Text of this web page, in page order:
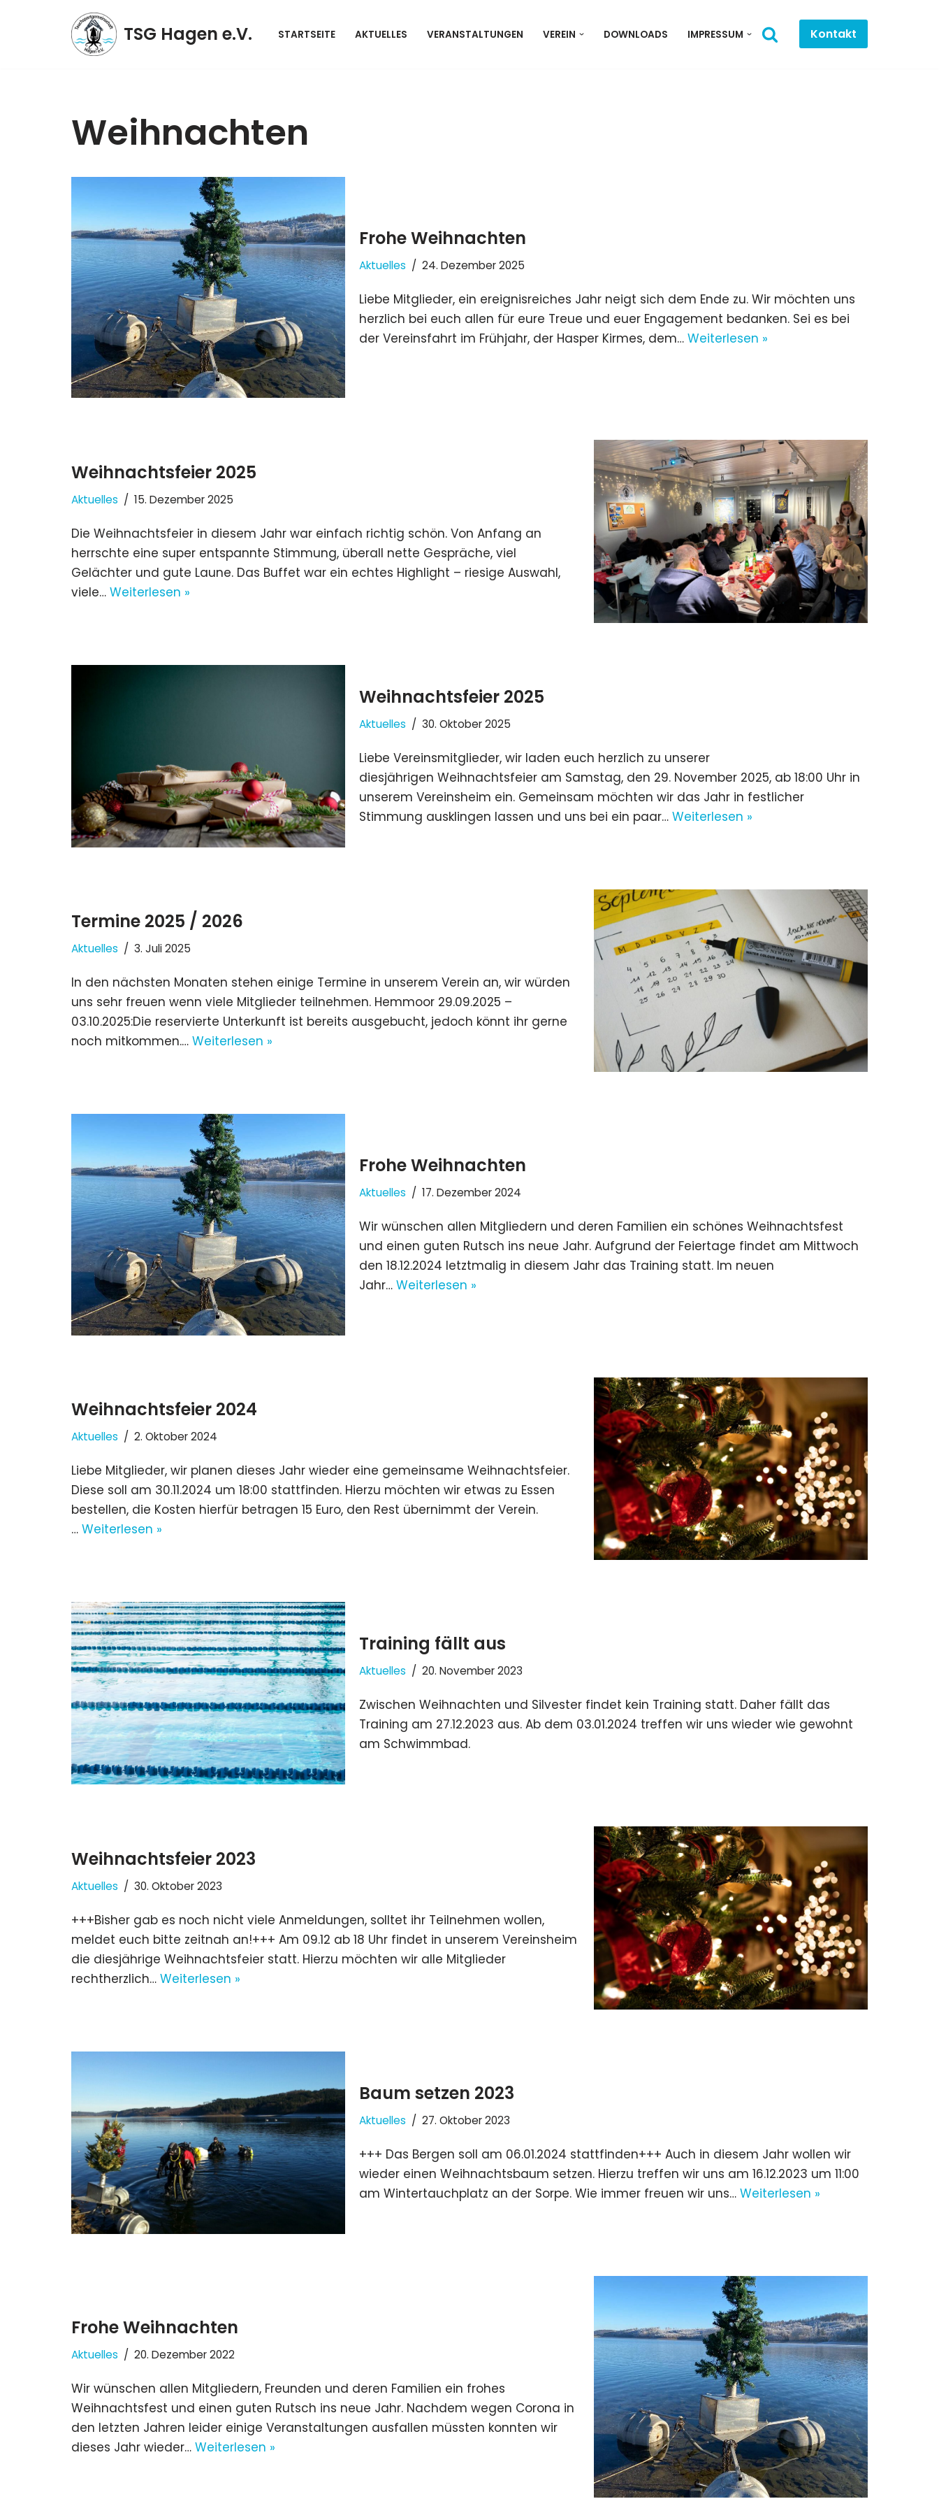
TSG Hagen e.V. STARTSEITE AKTUELLES VERANSTALTUNGEN VEREIN DOWNLOADS IMPRESSUM Kontakt
Weihnachten
Frohe Weihnachten
Aktuelles 24. Dezember 2025
Liebe Mitglieder, ein ereignisreiches Jahr neigt sich dem Ende zu. Wir möchten uns
herzlich bei euch allen für eure Treue und euer Engagement bedanken. Sei es bei
der Vereinsfahrt im Frühjahr, der Hasper Kirmes, dem… Weiterlesen »
Weihnachtsfeier 2025
Aktuelles 15. Dezember 2025
Die Weihnachtsfeier in diesem Jahr war einfach richtig schön. Von Anfang an
herrschte eine super entspannte Stimmung, überall nette Gespräche, viel
Gelächter und gute Laune. Das Buffet war ein echtes Highlight – riesige Auswahl,
viele… Weiterlesen »
Weihnachtsfeier 2025
Aktuelles 30. Oktober 2025
Liebe Vereinsmitglieder, wir laden euch herzlich zu unserer
diesjährigen Weihnachtsfeier am Samstag, den 29. November 2025, ab 18:00 Uhr in
unserem Vereinsheim ein. Gemeinsam möchten wir das Jahr in festlicher
Stimmung ausklingen lassen und uns bei ein paar… Weiterlesen »
Termine 2025 / 2026
Aktuelles 3. Juli 2025
In den nächsten Monaten stehen einige Termine in unserem Verein an, wir würden
uns sehr freuen wenn viele Mitglieder teilnehmen. Hemmoor 29.09.2025 –
03.10.2025:Die reservierte Unterkunft ist bereits ausgebucht, jedoch könnt ihr gerne
noch mitkommen.… Weiterlesen »
Frohe Weihnachten
Aktuelles 17. Dezember 2024
Wir wünschen allen Mitgliedern und deren Familien ein schönes Weihnachtsfest
und einen guten Rutsch ins neue Jahr. Aufgrund der Feiertage findet am Mittwoch
den 18.12.2024 letztmalig in diesem Jahr das Training statt. Im neuen
Jahr… Weiterlesen »
Weihnachtsfeier 2024
Aktuelles 2. Oktober 2024
Liebe Mitglieder, wir planen dieses Jahr wieder eine gemeinsame Weihnachtsfeier.
Diese soll am 30.11.2024 um 18:00 stattfinden. Hierzu möchten wir etwas zu Essen
bestellen, die Kosten hierfür betragen 15 Euro, den Rest übernimmt der Verein.
… Weiterlesen »
Training fällt aus
Aktuelles 20. November 2023
Zwischen Weihnachten und Silvester findet kein Training statt. Daher fällt das
Training am 27.12.2023 aus. Ab dem 03.01.2024 treffen wir uns wieder wie gewohnt
am Schwimmbad.
Weihnachtsfeier 2023
Aktuelles 30. Oktober 2023
+++Bisher gab es noch nicht viele Anmeldungen, solltet ihr Teilnehmen wollen,
meldet euch bitte zeitnah an!+++ Am 09.12 ab 18 Uhr findet in unserem Vereinsheim
die diesjährige Weihnachtsfeier statt. Hierzu möchten wir alle Mitglieder
rechtherzlich… Weiterlesen »
Baum setzen 2023
Aktuelles 27. Oktober 2023
+++ Das Bergen soll am 06.01.2024 stattfinden+++ Auch in diesem Jahr wollen wir
wieder einen Weihnachtsbaum setzen. Hierzu treffen wir uns am 16.12.2023 um 11:00
am Wintertauchplatz an der Sorpe. Wie immer freuen wir uns… Weiterlesen »
Frohe Weihnachten
Aktuelles 20. Dezember 2022
Wir wünschen allen Mitgliedern, Freunden und deren Familien ein frohes
Weihnachtsfest und einen guten Rutsch ins neue Jahr. Nachdem wegen Corona in
den letzten Jahren leider einige Veranstaltungen ausfallen müssten konnten wir
dieses Jahr wieder… Weiterlesen »